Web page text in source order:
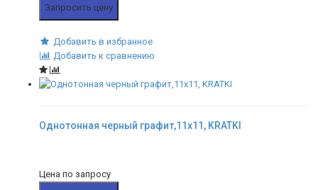
Запросить цену
Добавить в избранное
Добавить к сравнению
Однотонная черный графит,11x11, KRATKI
Цена по запросу